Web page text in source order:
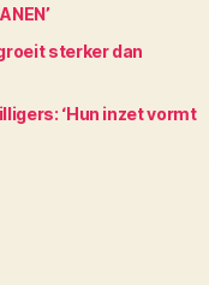
sterker dan
‘Hun inzet vormt